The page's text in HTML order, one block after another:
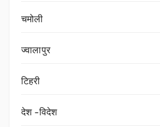
चमोली
ज्वालापुर
टिहरी
देश -विदेश